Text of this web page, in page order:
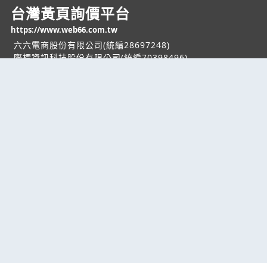
台灣黃頁詢價平台
https://www.web66.com.tw
六六電商股份有限公司(統編28697248)
際標資訊科技股份有限公司(統編70398496)